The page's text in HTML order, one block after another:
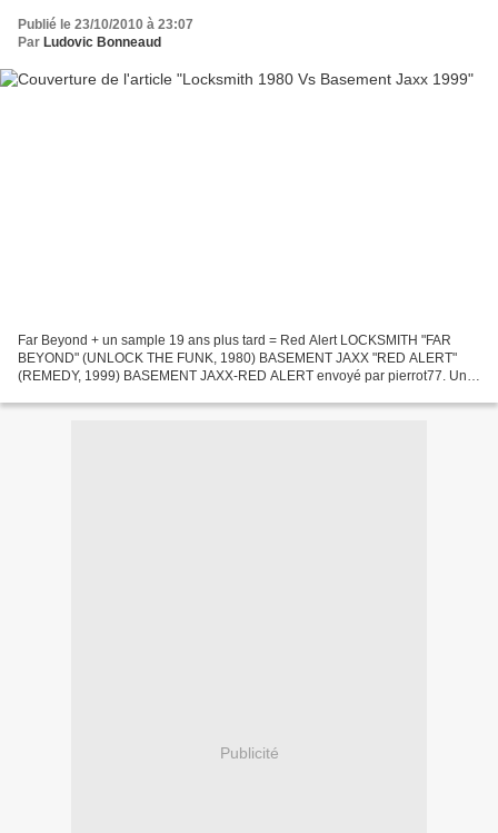
Publié le 23/10/2010 à 23:07
Par Ludovic Bonneaud
Far Beyond + un sample 19 ans plus tard = Red Alert LOCKSMITH "FAR
BEYOND" (UNLOCK THE FUNK, 1980) BASEMENT JAXX "RED ALERT"
(REMEDY, 1999) BASEMENT JAXX-RED ALERT envoyé par pierrot77. Un
Publicité